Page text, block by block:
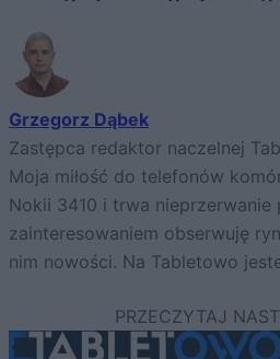
Grzegorz Dąbek
Zastępca redaktor naczelnej
Moja miłość do telefonów
Nokii 3410 i trwa nieprzerwanie
zainteresowaniem obserwuję
nim nowości. Na Tabletowo